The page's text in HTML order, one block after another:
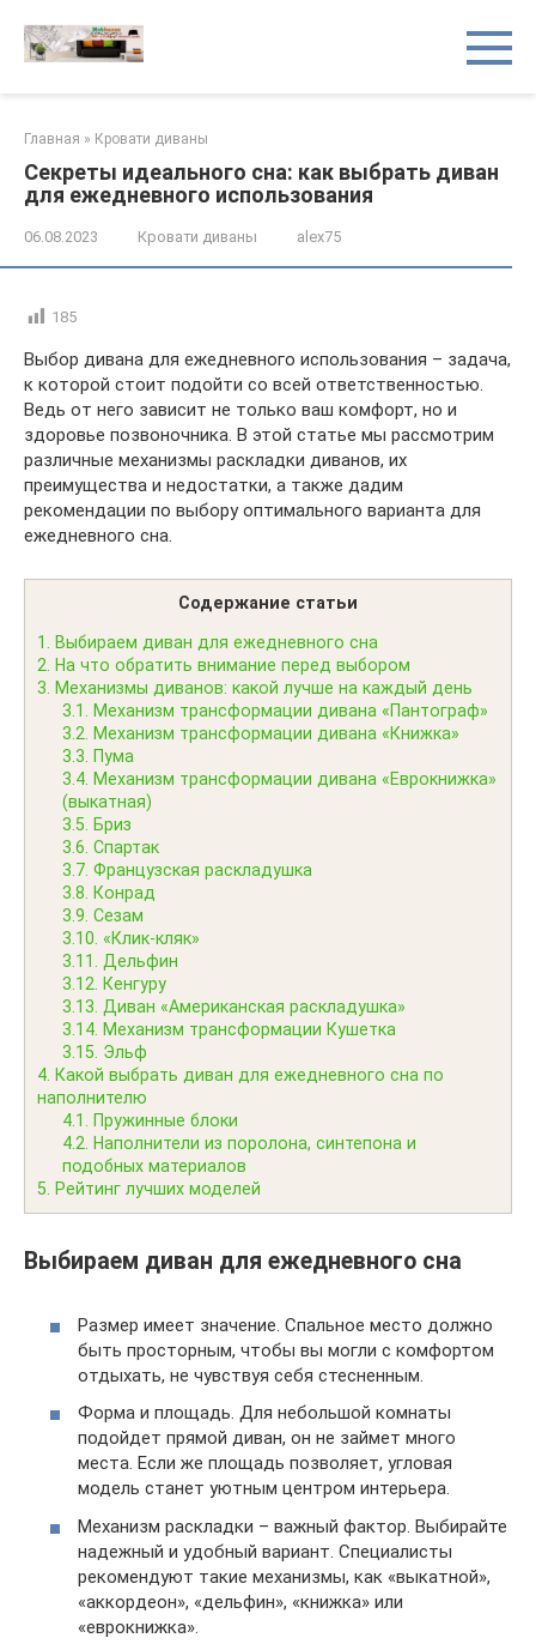
контенту
Главная » Кровати диваны
Секреты идеального сна: как выбрать диван
для ежедневного использования
06.08.2023 Кровати диваны alex75
185
Выбор дивана для ежедневного использования – задача,
к которой стоит подойти со всей ответственностью.
Ведь от него зависит не только ваш комфорт, но и
здоровье позвоночника. В этой статье мы рассмотрим
различные механизмы раскладки диванов, их
преимущества и недостатки, а также дадим
рекомендации по выбору оптимального варианта для
ежедневного сна.
Содержание статьи
1.
Выбираем диван для ежедневного сна
2.
На что обратить внимание перед выбором
3.
Механизмы диванов: какой лучше на каждый день
3.1.
Механизм трансформации дивана «Пантограф»
3.2.
Механизм трансформации дивана «Книжка»
3.3.
Пума
3.4. Механизм трансформации дивана «Еврокнижка»
(выкатная)
3.5.
Бриз
3.6. Спартак
3.7. Французская раскладушка
3.8.
Конрад
3.9. Сезам
3.10. «Клик-кляк»
3.11.
Дельфин
3.12.
Кенгуру
3.13. Диван «Американская раскладушка»
3.14. Механизм трансформации Кушетка
3.15. Эльф
4. Какой выбрать диван для ежедневного сна по
наполнителю
4.1.
Пружинные блоки
4.2.
Наполнители из поролона, синтепона и
подобных материалов
5.
Рейтинг лучших моделей
Выбираем диван для ежедневного сна
Размер имеет значение. Спальное место должно
быть просторным, чтобы вы могли с комфортом
отдыхать, не чувствуя себя стесненным.
Форма и площадь. Для небольшой комнаты
подойдет прямой диван, он не займет много
места. Если же площадь позволяет, угловая
модель станет уютным центром интерьера.
Механизм раскладки – важный фактор. Выбирайте
надежный и удобный вариант. Специалисты
рекомендуют такие механизмы, как «выкатной»,
«аккордеон», «дельфин», «книжка» или
«еврокнижка».